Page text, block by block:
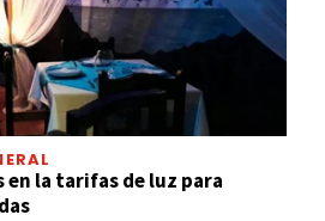
la tarifas de luz para